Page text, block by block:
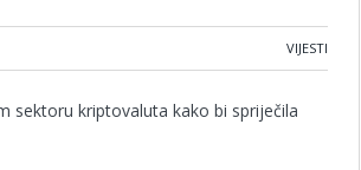
VIJESTI
sektoru kriptovaluta kako bi spriječila